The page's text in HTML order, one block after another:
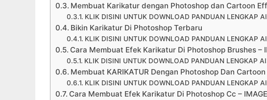
Membuat Karikatur dengan Photoshop dan Cartoon
KLIK DISINI UNTUK DOWNLOAD PANDUAN LENGKAP
Bikin Karikatur Di Photoshop Terbaru
KLIK DISINI UNTUK DOWNLOAD PANDUAN LENGKAP
Cara Membuat Efek Karikatur Di Photoshop Brushes –
KLIK DISINI UNTUK DOWNLOAD PANDUAN LENGKAP
Membuat KARIKATUR Dengan Photoshop Dan
KLIK DISINI UNTUK DOWNLOAD PANDUAN LENGKAP
Cara Membuat Efek Karikatur Di Photoshop Cc –